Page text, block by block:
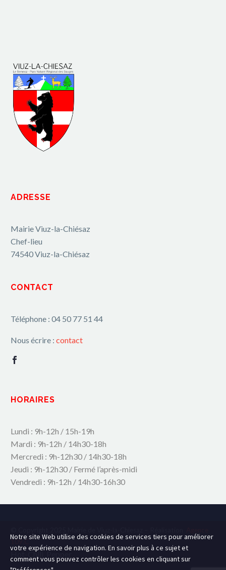
ADRESSE
Mairie Viuz-la-Chiésaz
Chef-lieu
74540 Viuz-la-Chiésaz
CONTACT
Téléphone : 04 50 77 51 44
Nous écrire : contact
HORAIRES
Lundi : 9h-12h / 15h-19h
Mardi : 9h-12h / 14h30-18h
Mercredi : 9h-12h30 / 14h30-18h
Jeudi : 9h-12h30 / Fermé l’après-midi
Vendredi : 9h-12h / 14h30-16h30
109.C
Hot-Chili_Pepper
Notre site Web utilise des cookies de services tiers pour améliorer
votre expérience de navigation. En savoir plus à ce sujet et
comment vous pouvez contrôler les cookies en cliquant sur